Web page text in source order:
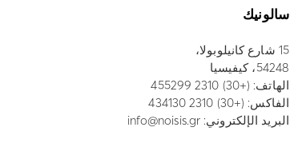
سالونيك
15 شارع كانيلوبولا،
54248، كيفيسيا
الهاتف: (+30) 2310 455299
الفاكس: (+30) 2310 434130
البريد الإلكتروني: info@noisis.gr